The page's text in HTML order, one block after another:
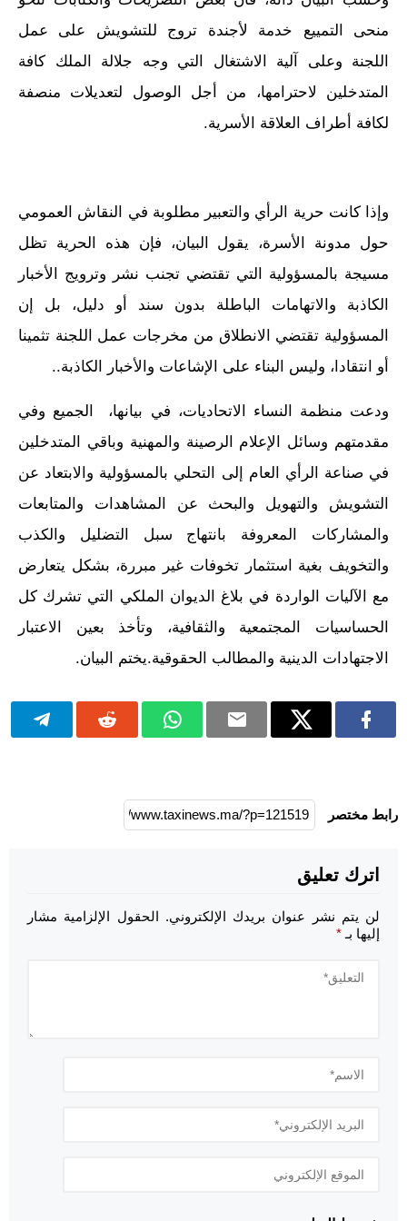
منحى التمييع خدمة لأجندة تروج للتشويش على عمل
اللجنة وعلى آلية الاشتغال التي وجه جلالة الملك كافة
المتدخلين لاحترامها، من أجل الوصول لتعديلات منصفة
لكافة أطراف العلاقة الأسرية.
وإذا كانت حرية الرأي والتعبير مطلوبة في النقاش العمومي
حول مدونة الأسرة، يقول البيان، فإن هذه الحرية تظل
مسيجة بالمسؤولية التي تقتضي تجنب نشر وترويج الأخبار
الكاذبة والاتهامات الباطلة بدون سند أو دليل، بل إن
المسؤولية تقتضي الانطلاق من مخرجات عمل اللجنة تثمينا
أو انتقادا، وليس البناء على الإشاعات والأخبار الكاذبة..
ودعت منظمة النساء الاتحاديات، في بيانها، الجميع وفي
مقدمتهم وسائل الإعلام الرصينة والمهنية وباقي المتدخلين
في صناعة الرأي العام إلى التحلي بالمسؤولية والابتعاد عن
التشويش والتهويل والبحث عن المشاهدات والمتابعات
والمشاركات المعروفة بانتهاج سبل التضليل والكذب
والتخويف بغية استثمار تخوفات غير مبررة، بشكل يتعارض
مع الآليات الواردة في بلاغ الديوان الملكي التي تشرك كل
الحساسيات المجتمعية والثقافية، وتأخذ بعين الاعتبار
الاجتهادات الدينية والمطالب الحقوقية.يختم البيان.
رابط مختصر
اترك تعليق
لن يتم نشر عنوان بريدك الإلكتروني. الحقول الإلزامية مشار
إليها بـ *